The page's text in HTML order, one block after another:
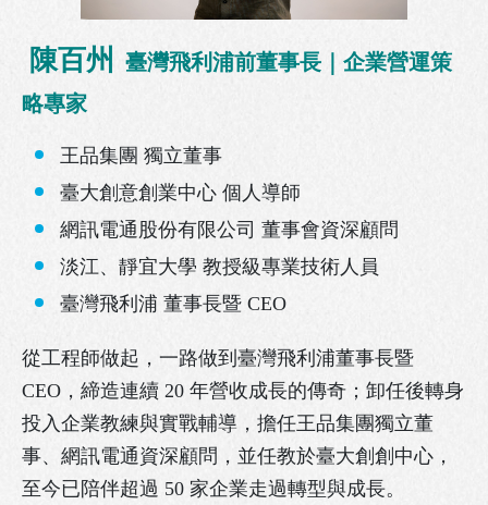
陳百州 臺灣飛利浦前董事長 ｜企業營運策
略專家
王品集團 獨立董事
臺大創意創業中心 個人導師
網訊電通股份有限公司 董事會資深顧問
淡江、靜宜大學 教授級專業技術人員
臺灣飛利浦 董事長暨 CEO
從工程師做起，一路做到臺灣飛利浦董事長暨
CEO，締造連續 20 年營收成長的傳奇；卸任後轉身
投入企業教練與實戰輔導，擔任王品集團獨立董
事、網訊電通資深顧問，並任教於臺大創創中心，
至今已陪伴超過 50 家企業走過轉型與成長。